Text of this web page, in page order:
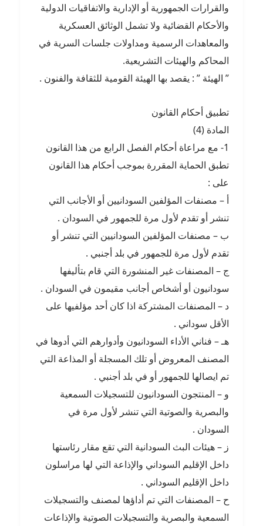
والقرارات الجمهورية أو الإدارية والاتفاقيات الدولية
والأحكام القضائية ولا تشمل الوثائق العسكرية
والمعاهدات الرسمية ومداولات جلسات السرية في
المحاكم والهيئات التشريعية.
” الهيئة ” : يقصد بها الهيئة القومية للثقافة والفنون .
تطبيق أحكام القانون
المادة (4)
1- مع مراعاة أحكام الفصل الرابع من هذا القانون
تطبق الحماية المقررة بموجب أحكام هذا القانون
على :
أ – مصنفات المؤلفين السودانيين أو الأجانب التي
تنشر أو تقدم لأول مرة للجمهور في السودان .
ب – مصنفات المؤلفين السودانيين التي تنشر أو
تقدم لأول مرة للجمهور في بلد أجنبي .
ج – المصنفات غير المنشورة التي قام بتأليفها
سودانيون أو أشخاص أجانب مقيمون في السودان .
د – المصنفات المشتركة اذا كان أحد مؤلفيها على
الأقل سوداني .
هـ – فناني الأداء السودانيون وأدوارهم التي أدوها في
المصنف المعروض أو تلك المسجلة أو المذاعة التي
تم ايصالها للجمهور أو في بلد أجنبي .
و – المنتجون السودانيون للتسجيلات السمعية
والبصرية والصوتية التي تنشر لأول مرة في
السودان .
ز – هيئات البث السودانية التي تقع مقار رئاستها
داخل الإقليم السوداني والإذاعة التي لها مراسلون
داخل الإقليم السوداني .
ح – المصنفات التي تم أداؤها لمصنف والتسجيلات
السمعية والبصرية والتسجيلات الصوتية والإذاعات